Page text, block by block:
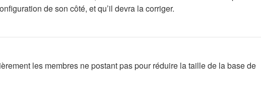
de son côté, et qu’il devra la corriger.
les membres ne postant pas pour réduire la taille de la base de